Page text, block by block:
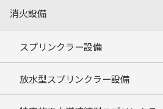
消火設備
スプリンクラー設備
放水型スプリンクラー設備